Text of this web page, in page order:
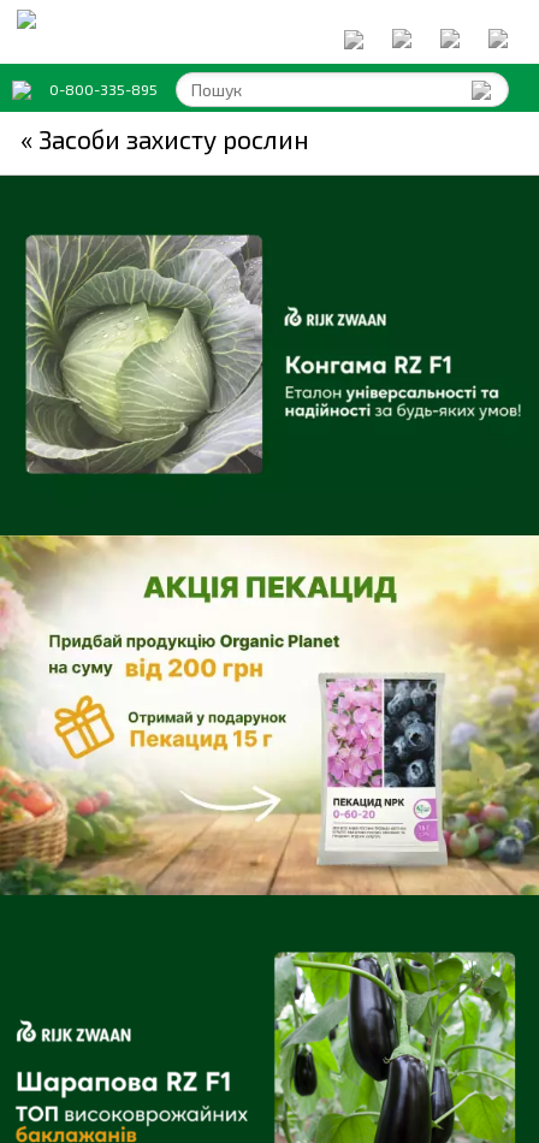
0-800-335-895
« Засоби захисту рослин